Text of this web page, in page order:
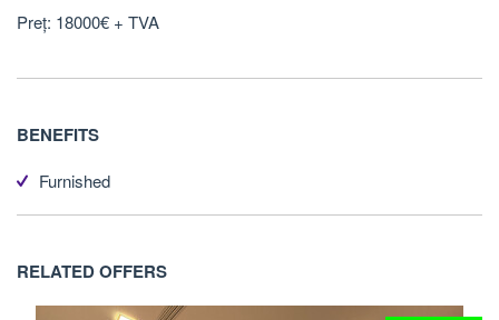
Preț: 18000€ + TVA
BENEFITS
Furnished
RELATED OFFERS